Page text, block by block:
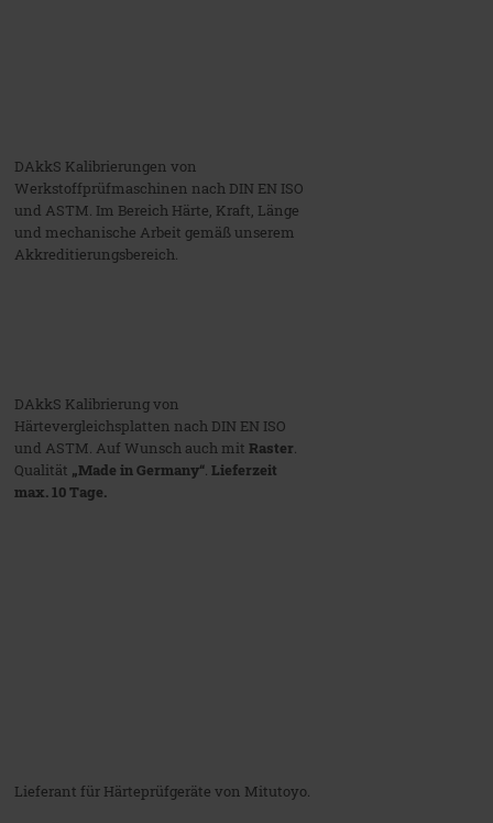
DAkkS Kalibrierungen von
Werkstoffprüfmaschinen nach DIN EN ISO
und ASTM. Im Bereich Härte, Kraft, Länge
und mechanische Arbeit gemäß unserem
Akkreditierungsbereich.
DAkkS Kalibrierung von
Härtevergleichsplatten nach DIN EN ISO
und ASTM. Auf Wunsch auch mitRaster
Qualität „Made in Germany“ .Lieferzeit
max. 10 Tage.
Lieferant für Härteprüfgeräte von Mitutoyo.